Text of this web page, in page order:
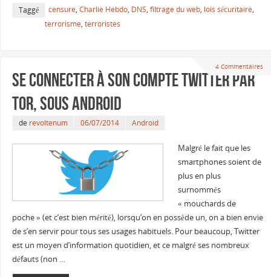
Taggé censure, Charlie Hebdo, DNS, filtrage du web, lois sécuritaire,
terrorisme, terroristes
4 Commentaires
Se connecter à son compte Twitter par
Tor, sous Android
de revoltenum 06/07/2014 Android
Malgré le fait que les
smartphones soient de
plus en plus
surnommés
« mouchards de
poche » (et c’est bien mérité), lorsqu’on en possède un, on a bien envie
de s’en servir pour tous ses usages habituels. Pour beaucoup, Twitter
est un moyen d’information quotidien, et ce malgré ses nombreux
défauts (non …